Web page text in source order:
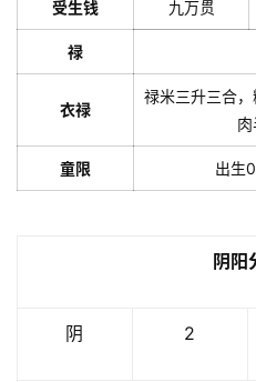
受生钱 九万贯
禄
衣禄
禄米三升三合，
肉
童限 出生
阴阳
阴 2